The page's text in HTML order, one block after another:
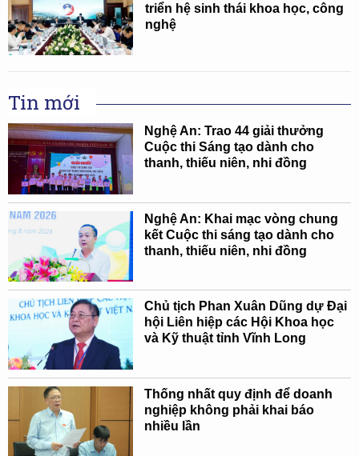
triển hệ sinh thái khoa học, công
nghệ
Tin mới
Nghệ An: Trao 44 giải thưởng
Cuộc thi Sáng tạo dành cho
thanh, thiếu niên, nhi đồng
Nghệ An: Khai mạc vòng chung
kết Cuộc thi sáng tạo dành cho
thanh, thiếu niên, nhi đồng
Chủ tịch Phan Xuân Dũng dự Đại
hội Liên hiệp các Hội Khoa học
và Kỹ thuật tỉnh Vĩnh Long
Thống nhất quy định để doanh
nghiệp không phải khai báo
nhiều lần